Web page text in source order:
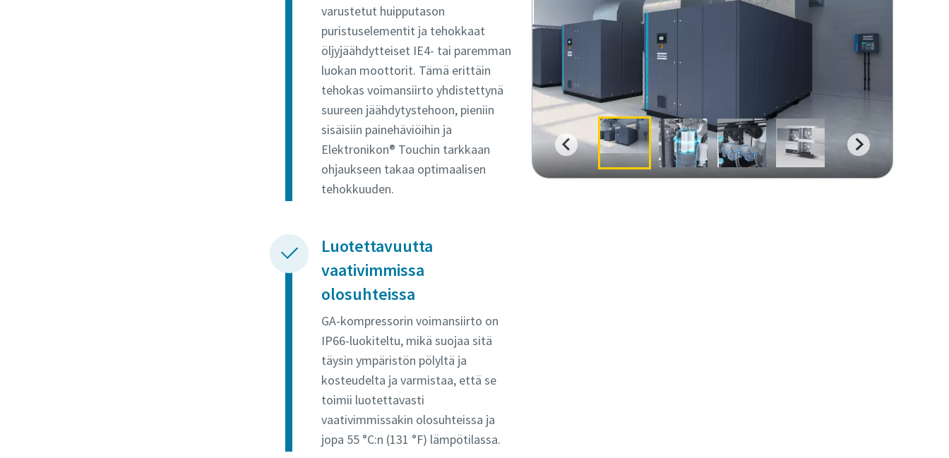
varustetut huipputason
puristuselementit ja tehokkaat
öljyjäähdytteiset IE4- tai paremman
luokan moottorit. Tämä erittäin
tehokas voimansiirto yhdistettynä
suureen jäähdytystehoon, pieniin
sisäisiin painehäviöihin ja
Elektronikon® Touchin tarkkaan
ohjaukseen takaa optimaalisen
tehokkuuden.
Luotettavuutta
vaativimmissa
olosuhteissa
GA-kompressorin voimansiirto on
IP66-luokiteltu, mikä suojaa sitä
täysin ympäristön pölyltä ja
kosteudelta ja varmistaa, että se
toimii luotettavasti
vaativimmissakin olosuhteissa ja
jopa 55 °C:n (131 °F) lämpötilassa.